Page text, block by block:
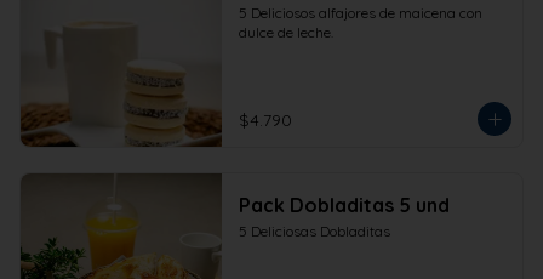
5 Deliciosos alfajores de maicena con
dulce de leche.
$4.790
Pack Dobladitas 5 und
5 Deliciosas Dobladitas